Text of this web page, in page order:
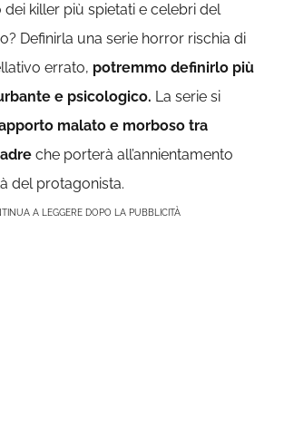
dei killer più spietati e celebri del
Definirla una serie horror rischia di
errato, potremmo definirlo più
e psicologico. La serie si
malato e morboso tra
che porterà all’annientamento
del protagonista.
A LEGGERE DOPO LA PUBBLICITÀ